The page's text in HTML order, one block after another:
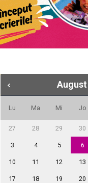
August
Lu Ma Mi Jo
27 28 29 30
3 4 5 6
10 11 12 13
17 18 19 20